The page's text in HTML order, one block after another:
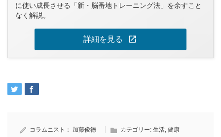
に使い成長させる「新・脳番地トレーニング法」を余すこと
なく解説。
詳細を見る open_in_new
コラムニスト： 加藤俊徳 カテゴリー: 生活 健康